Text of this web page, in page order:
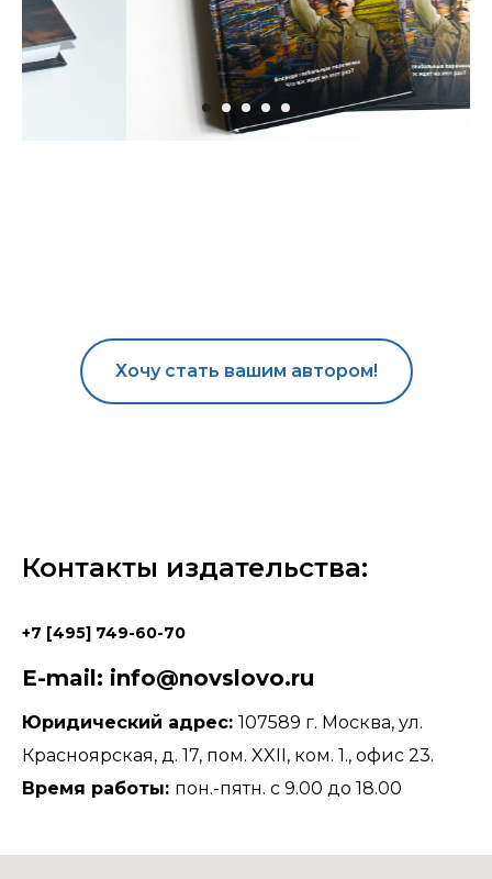
Хочу стать вашим автором!
Контакты издательства:
+7 [495] 749-60-70
E-mail: info@novslovo.ru
Юридический адрес: 107589 г. Москва, ул.
Красноярская, д. 17, пом. XXII, ком. 1., офис 23.
Время работы: пон.-пятн. с 9.00 до 18.00